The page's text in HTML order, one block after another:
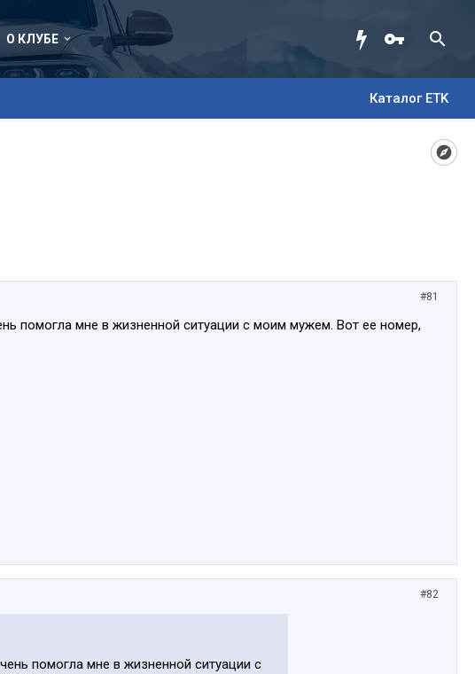
Каталог ETK
О КЛУБЕ
#81
помогла мне в жизненной ситуации с моим мужем. Вот ее номер,
#82
помогла мне в жизненной ситуации с